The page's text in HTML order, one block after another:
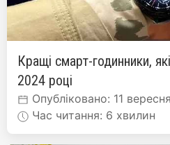
Кращі смарт-годинники,
2024 році
Опубліковано: 11
Час читання: 6 хвилин